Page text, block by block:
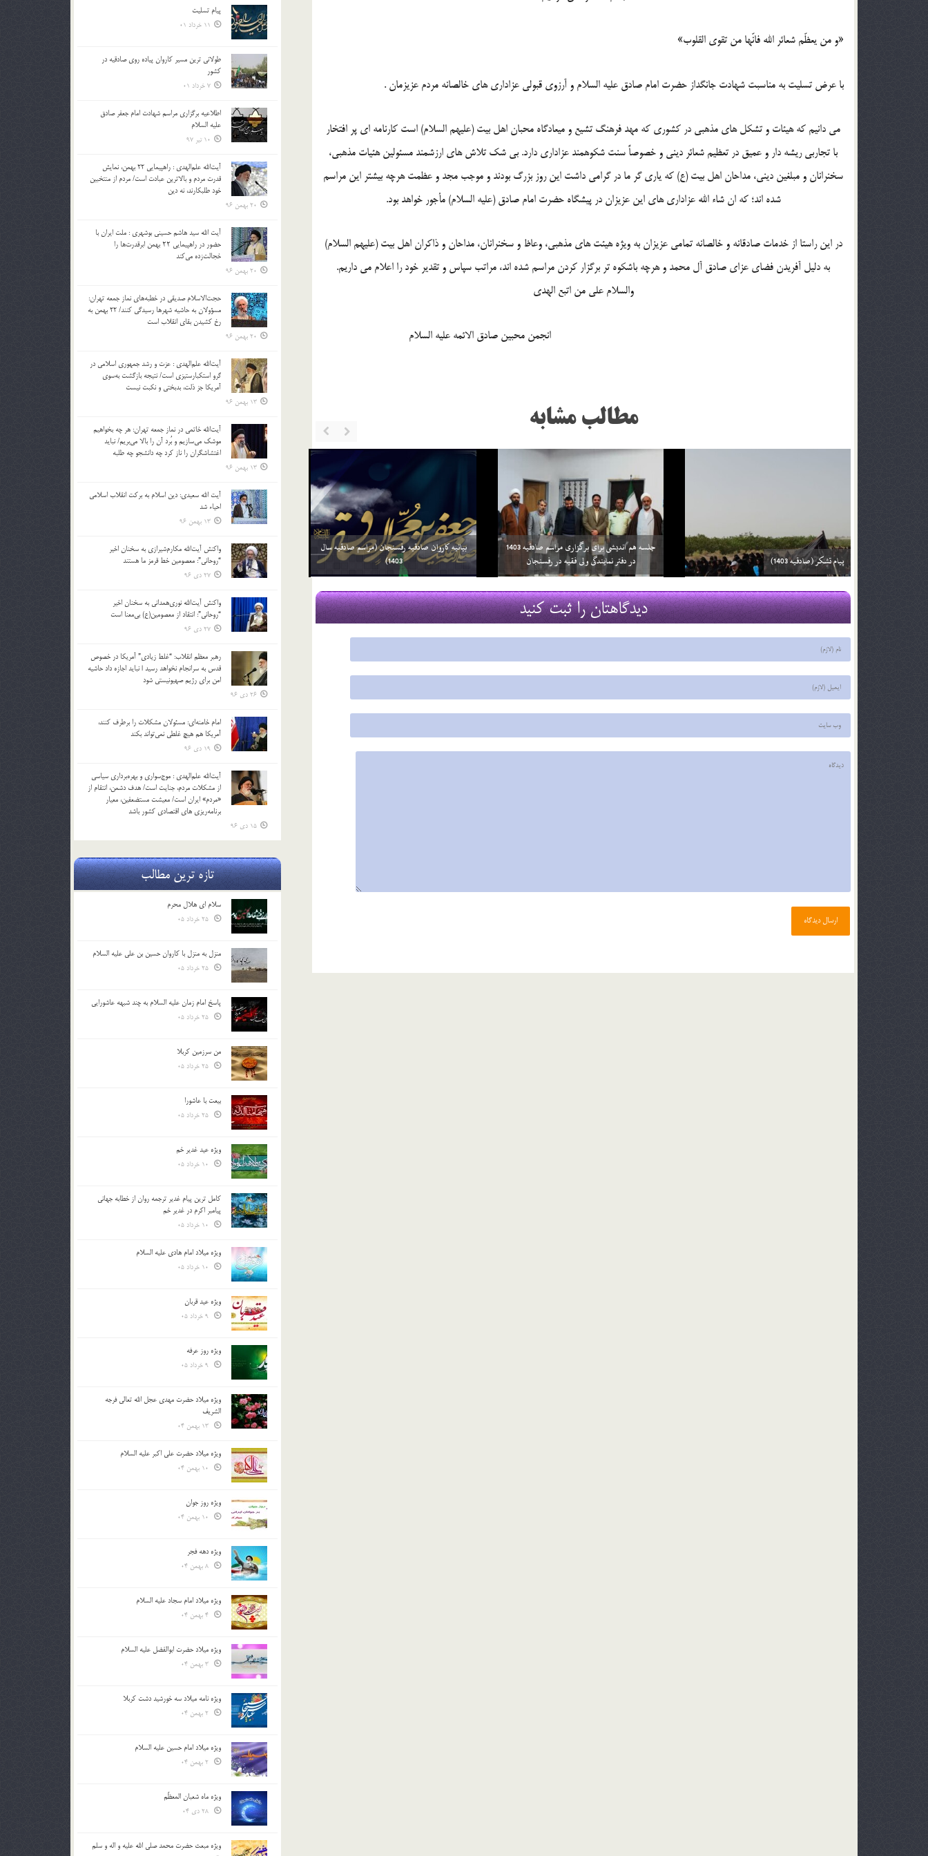
«و من یعظّم شعائر الله فانّها من تقوی القلوب»
با عرض تسلیت به مناسبت شهادت جانگداز حضرت امام صادق علیه السلام و آرزوی قبولی عزاداری های خالصانه مردم عزیزمان .
می دانیم که هیئات و تشکل های مذهبی در کشوری که مهد فرهنگ تشیع و میعادگاه محبان اهل بیت (علیهم السلام) است کارنامه ای پر افتخار
با تجاربی ریشه دار و عمیق در تعظیم شعائر دینی و خصوصاً سنت شکوهمند عزاداری دارد. بی شک تلاش های ارزشمند مسئولین هئیات مذهبی،
سخنرانان و مبلغین دینی، مداحان اهل بیت (ع) که یاری گر ما در گرامی داشت این روز بزرگ بودند و موجب مجد و عظمت هرچه بیشتر این مراسم
شده اند؛ که ان شاء الله عزاداری های این عزیزان در پیشگاه حضرت امام صادق (علیه السلام) مأجور خواهد بود.
در این راستا از خدمات صادقانه و خالصانه تمامی عزیزان به‌ ویژه هیئت های مذهبی، وعاظ و سخنرانان، مداحان و ذاکران اهل بیت (علیهم السلام)
به دلیل آفریدن فضای عزای صادق آل محمد و هرچه باشکوه تر برگزار کردن مراسم شده اند، مراتب سپاس و تقدیر خود را اعلام می داریم.
والسلام علی من اتبع الهدی
انجمن محبین صادق الائمه علیه السلام
مطالب مشابه
پیام تبریک به مناسبت کسب رتبه اول در رشته
قرائت تحقیق قرآن کریم
27 آبان 01
اطلاعیه سالروز میلاد با سعادت پیامبر اکرم صلی الله
علیه و آله وسلم و امام جعفر صادق علیه السلام
20 مهر 01
پیام تشکر فرزندان مرحوم حاج علی تقی نژاد
13 خرداد 01
دیدگاهتان را ثبت کنید
پیام تسلیت
11 خرداد 01
طولانی ترین مسیر کاروان پیاده روی صادقیه در
کشور
7 خرداد 01
اطلاعیه برگزاری مراسم شهادت امام جعفر صادق
علیه السلام
10 تیر 97
آیت‌الله علم‌الهدی : راهپیمایی 22 بهمن، نمایش
قدرت مردم و بالاترین عبادت است/ مردم از منتخبین
خود طلبکارند، نه دین
20 بهمن 96
آیت الله سید هاشم حسینی بوشهری : ملت ایران با
حضور در راهپیمایی ۲۲ بهمن ابرقدرت‌ها را
خجالت‌زده می‌کند
20 بهمن 96
حجت‌الاسلام صدیقی در خطبه‌های نماز جمعه تهران:
مسؤولان به حاشیه شهرها رسیدگی کنند/ 22 بهمن به
رخ کشیدن بقای انقلاب است
20 بهمن 96
آیت‌الله علم‌الهدی : عزت و رشد جمهوری اسلامی در
گرو استکبارستیزی است/ نتیجه بازگشت به‌سوی
آمریکا جز ذلت، بدبختی و نکبت نیست
13 بهمن 96
آیت‌الله خاتمی در نماز جمعه تهران: هر چه بخواهیم
موشک می‌سازیم و بُرد آن را بالا می‌بریم/ نباید
اغتشاشگران را ناز کرد چه دانشجو چه طلبه
13 بهمن 96
آیت الله سعیدی: دین اسلام به برکت انقلاب اسلامی
احیاء شد
13 بهمن 96
واکنش آیت‌الله مکارم‌شیرازی به سخنان اخیر
“روحانی”: معصومین خط قرمز ما هستند
27 دی 96
واکنش آیت‌الله نوری‌همدانی به سخنان اخیر
“روحانی”: انتقاد از معصومین(ع) بی‌معنا است
27 دی 96
رهبر معظم انقلاب: “غلط زیادی” آمریکا در خصوص
قدس به سرانجام نخواهد رسید | نباید اجازه داد حاشیه
امن برای رژیم صهیونیستی شود
26 دی 96
امام خامنه‌ای: مسئولان مشکلات را برطرف کنند،
آمریکا هم هیچ غلطی نمی‌تواند بکند
19 دی 96
آیت‌الله علم‌الهدی : موج‌سواری و بهره‌برداری سیاسی
از مشکلات مردم، جنایت است/ هدف دشمن، انتقام از
«مردم» ایران است/ معیشت مستضعفین، معیار
برنامه‌ریزی های اقتصادی کشور باشد
15 دی 96
تازه ترین مطالب
سلام ای هلال محرم
منزل به منزل با کاروان حسین بن علی علیه السلام
پاسخ امام زمان علیه السلام به چند شبهه عاشورایی
من سرزمین کربلا
بیعت با عاشورا
ویژه عید غدیر خم
کامل ترین پیام غدیر ترجمه روان از خطابه جهانی
پیامبر اکرم در غدیر خم
ویژه میلاد امام هادی علیه السلام
ویژه عید قربان
ویژه روز عرفه
ویژه میلاد حضرت مهدی عجل الله تعالی فرجه
الشريف
ویژه میلاد حضرت علی اکبر علیه السلام
ویژه روز جوان
ویژه دهه فجر
ویژه میلاد امام سجاد علیه السلام
ویژه میلاد حضرت ابوالفضل علیه السلام
ویژه نامه میلاد سه خورشید دشت کربلا
ویژه میلاد امام حسین علیه السلام
ویژه ماه شعبان المعظّم
ویژه مبعث حضرت محمد صلی الله علیه و اله و سلم